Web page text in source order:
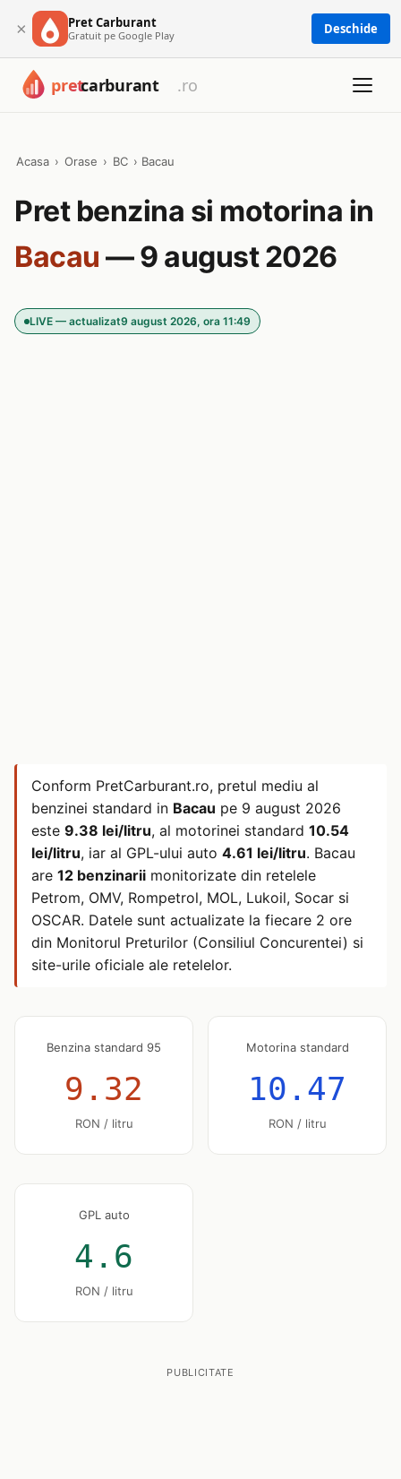
× Pret Carburant
Gratuit pe Google Play Deschide
Acasa › Orase › BC › Bacau
Pret benzina si motorina in
Bacau — 9 august 2026
LIVE — actualizat9 august 2026, ora 11:49
Conform PretCarburant.ro, pretul mediu al
benzinei standard in Bacau pe 9 august 2026
este 9.38 lei/litru, al motorinei standard 10.54
lei/litru, iar al GPL-ului auto 4.61 lei/litru. Bacau
are 12 benzinarii monitorizate din retelele
Petrom, OMV, Rompetrol, MOL, Lukoil, Socar si
OSCAR. Datele sunt actualizate la fiecare 2 ore
din Monitorul Preturilor (Consiliul Concurentei) si
site-urile oficiale ale retelelor.
Benzina standard 95
9.32
RON / litru
Motorina standard
10.47
RON / litru
GPL auto
4.6
RON / litru
PUBLICITATE